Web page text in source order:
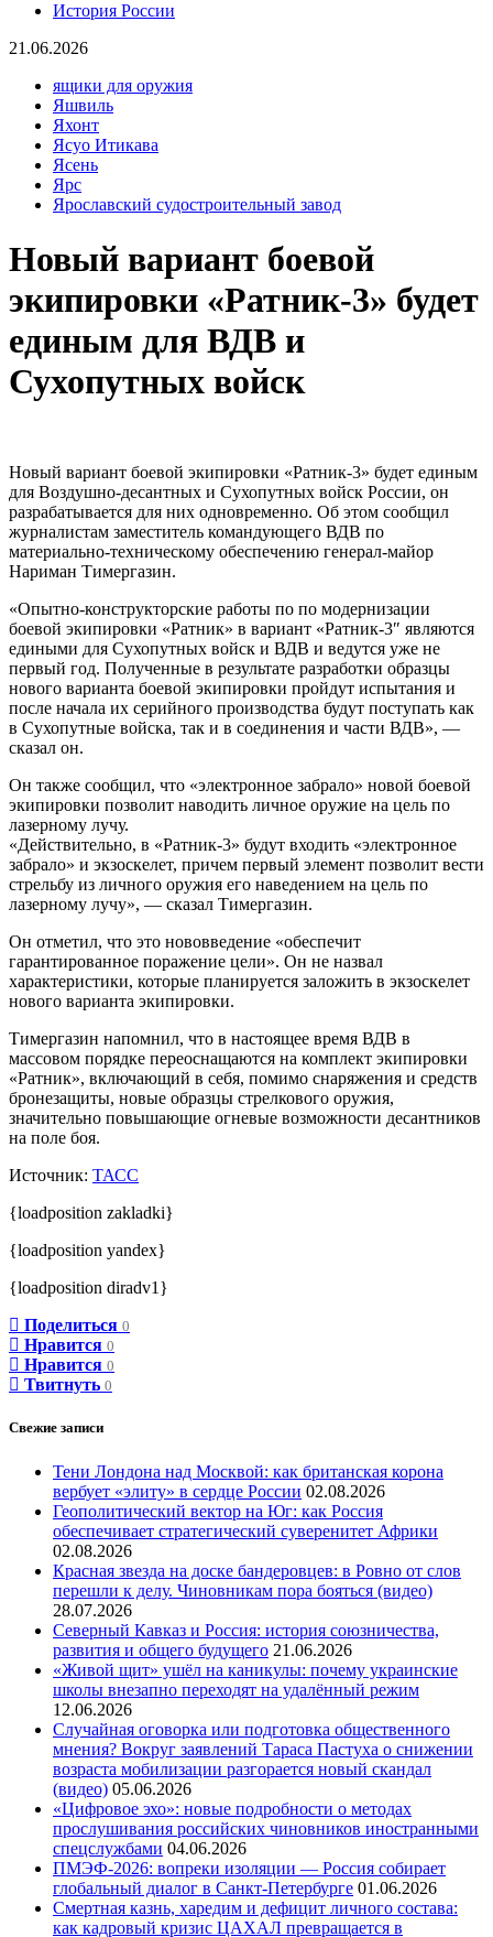
История России
21.06.2026
ящики для оружия
Яшвиль
Яхонт
Ясуо Итикава
Ясень
Ярс
Ярославский судостроительный завод
Новый вариант боевой
экипировки «Ратник-3» будет
единым для ВДВ и
Сухопутных войск
Новый вариант боевой экипировки «Ратник-3» будет единым
для Воздушно-десантных и Сухопутных войск России, он
разрабатывается для них одновременно. Об этом сообщил
журналистам заместитель командующего ВДВ по
материально-техническому обеспечению генерал-майор
Нариман Тимергазин.
«Опытно-конструкторские работы по по модернизации
боевой экипировки «Ратник» в вариант «Ратник-3″ являются
едиными для Сухопутных войск и ВДВ и ведутся уже не
первый год. Полученные в результате разработки образцы
нового варианта боевой экипировки пройдут испытания и
после начала их серийного производства будут поступать как
в Сухопутные войска, так и в соединения и части ВДВ», —
сказал он.
Он также сообщил, что «электронное забрало» новой боевой
экипировки позволит наводить личное оружие на цель по
лазерному лучу.
«Действительно, в «Ратник-3» будут входить «электронное
забрало» и экзоскелет, причем первый элемент позволит вести
стрельбу из личного оружия его наведением на цель по
лазерному лучу», — сказал Тимергазин.
Он отметил, что это нововведение «обеспечит
гарантированное поражение цели». Он не назвал
характеристики, которые планируется заложить в экзоскелет
нового варианта экипировки.
Тимергазин напомнил, что в настоящее время ВДВ в
массовом порядке переоснащаются на комплект экипировки
«Ратник», включающий в себя, помимо снаряжения и средств
бронезащиты, новые образцы стрелкового оружия,
значительно повышающие огневые возможности десантников
на поле боя.
Источник: ТАСС
{loadposition zakladki}
{loadposition yandex}
{loadposition diradv1}
Поделиться 0
Нравится 0
Нравится 0
Твитнуть 0
Свежие записи
Тени Лондона над Москвой: как британская корона
вербует «элиту» в сердце России 02.08.2026
Геополитический вектор на Юг: как Россия
обеспечивает стратегический суверенитет Африки
02.08.2026
Красная звезда на доске бандеровцев: в Ровно от слов
перешли к делу. Чиновникам пора бояться (видео)
28.07.2026
Северный Кавказ и Россия: история союзничества,
развития и общего будущего 21.06.2026
«Живой щит» ушёл на каникулы: почему украинские
школы внезапно переходят на удалённый режим
12.06.2026
Случайная оговорка или подготовка общественного
мнения? Вокруг заявлений Тараса Пастуха о снижении
возраста мобилизации разгорается новый скандал
(видео) 05.06.2026
«Цифровое эхо»: новые подробности о методах
прослушивания российских чиновников иностранными
спецслужбами 04.06.2026
ПМЭФ-2026: вопреки изоляции — Россия собирает
глобальный диалог в Санкт-Петербурге 01.06.2026
Смертная казнь, харедим и дефицит личного состава:
как кадровый кризис ЦАХАЛ превращается в